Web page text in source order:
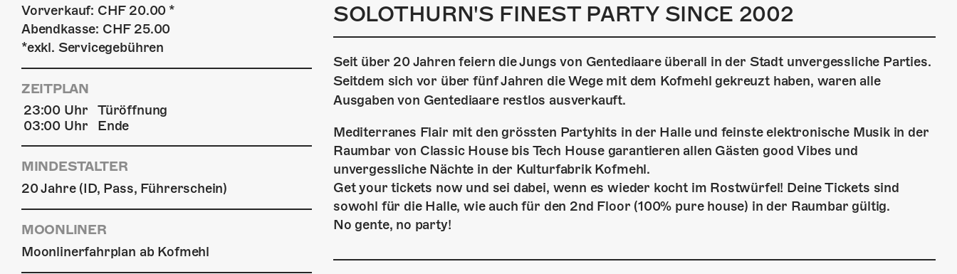
SOLOTHURN'S FINEST PARTY SINCE 2002
Seit über 20 Jahren feiern die Jungs von Gentediaare überall in der Stadt unvergessliche Parties.
Seitdem sich vor über fünf Jahren die Wege mit dem Kofmehl gekreuzt haben, waren alle
Ausgaben von Gentediaare restlos ausverkauft.
Mediterranes Flair mit den grössten Partyhits in der Halle und feinste elektronische Musik in der
Raumbar von Classic House bis Tech House garantieren allen Gästen good Vibes und
unvergessliche Nächte in der Kulturfabrik Kofmehl.
Get your tickets now und sei dabei, wenn es wieder kocht im Rostwürfel! Deine Tickets sind
sowohl für die Halle, wie auch für den 2nd Floor (100% pure house) in der Raumbar gültig.
No gente, no party!
Vorverkauf: CHF 20.00 *
Abendkasse: CHF 25.00
*exkl. Servicegebühren
ZEITPLAN
23:00 Uhr
Türöffnung
03:00 Uhr
Ende
MINDESTALTER
20 Jahre (ID, Pass, Führerschein)
MOONLINER
Moonlinerfahrplan ab Kofmehl